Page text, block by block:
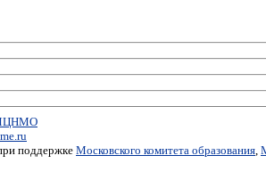
поддержке Московского комитета образования,